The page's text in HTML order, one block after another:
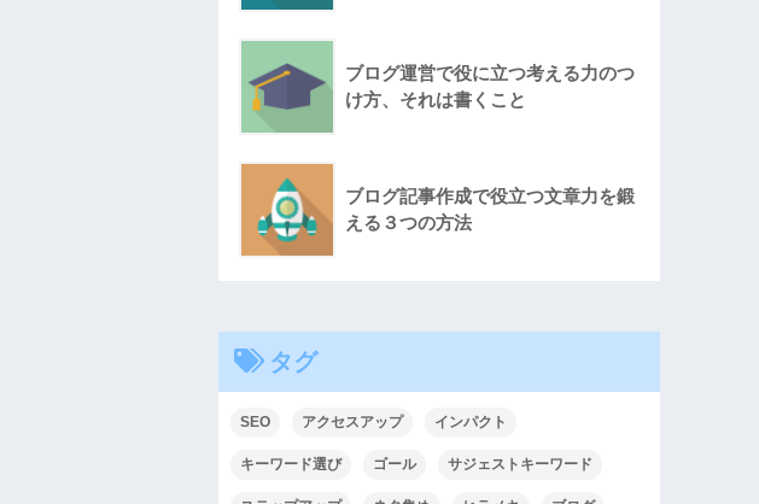
ブログ運営で役に立つ考える力のつ
け方、それは書くこと
ブログ記事作成で役立つ文章力を鍛
える３つの方法
タグ
SEO アクセスアップ インパクト
キーワード選び ゴール サジェストキーワード